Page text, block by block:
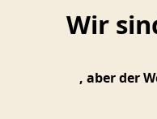
Wir
, aber der
haben